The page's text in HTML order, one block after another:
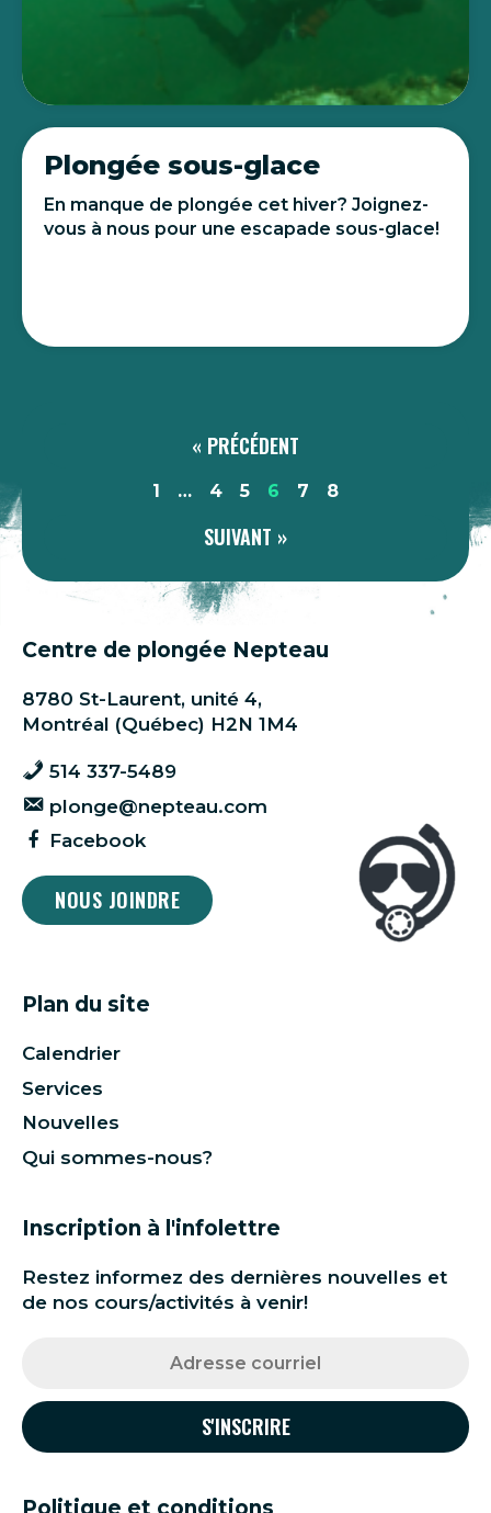
Plongée sous-glace
En manque de plongée cet hiver? Joignez-
vous à nous pour une escapade sous-glace!
« PRÉCÉDENT
1 … 4 5 6 7 8
SUIVANT »
Centre de plongée Nepteau
8780 St-Laurent, unité 4,
Montréal (Québec) H2N 1M4
514 337-5489
plonge@nepteau.com
Facebook
NOUS JOINDRE
Plan du site
Calendrier
Services
Nouvelles
Qui sommes-nous?
Inscription à l'infolettre
Restez informez des dernières nouvelles et
de nos cours/activités à venir!
Politique et conditions